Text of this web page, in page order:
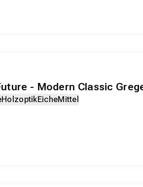
- Modern Classic
HolzoptikEicheMittel